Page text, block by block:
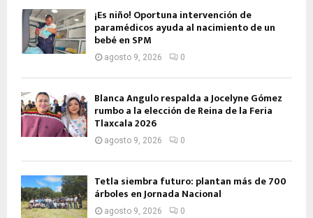
¡Es niño! Oportuna intervención de
paramédicos ayuda al nacimiento de un
bebé en SPM
agosto 9, 2026 0
Blanca Angulo respalda a Jocelyne Gómez
rumbo a la elección de Reina de la Feria
Tlaxcala 2026
agosto 9, 2026 0
Tetla siembra futuro: plantan más de 700
árboles en Jornada Nacional
agosto 9, 2026 0